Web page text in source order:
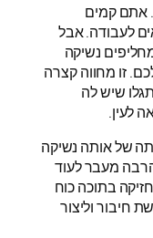
אתם קמים
לעבודה. אבל
נשיקה
זו מחווה קצרה
שיש לה
לעין.
של אותה נשיקה
הרבה מעבר לעוד
בתוכה כוח
חיבור וליצור